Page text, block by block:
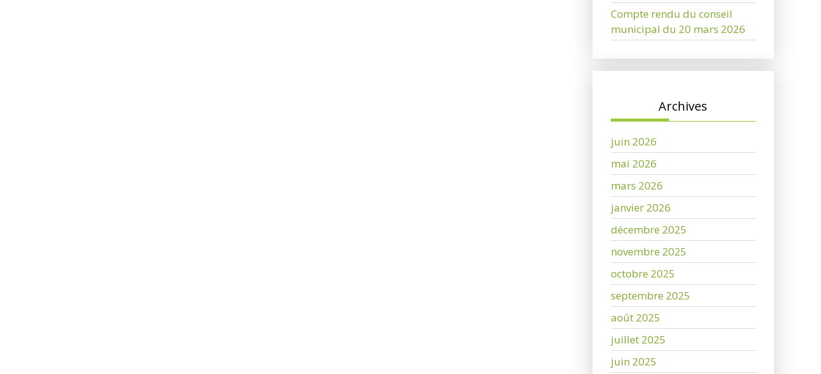
Compte rendu du conseil
municipal du 20 mars 2026
Archives
juin 2026
mai 2026
mars 2026
janvier 2026
décembre 2025
novembre 2025
octobre 2025
septembre 2025
août 2025
juillet 2025
juin 2025